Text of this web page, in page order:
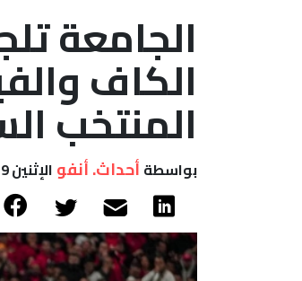
الجامعة
الكاف
المنتخب
بواسطة أحداث. أنفو الإثنين 19 يناير, 2026 - 19:47